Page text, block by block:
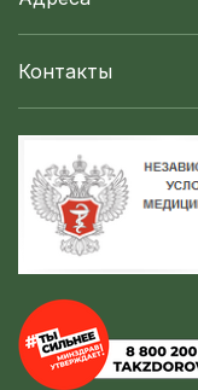
Контакты